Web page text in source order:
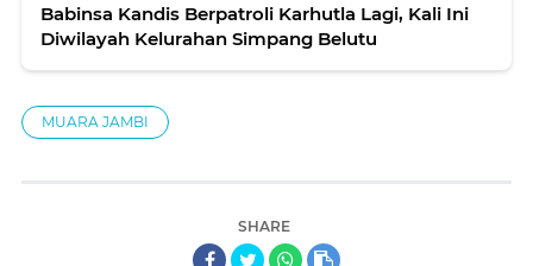
Babinsa Kandis Berpatroli Karhutla Lagi, Kali Ini
Diwilayah Kelurahan Simpang Belutu
MUARA JAMBI
SHARE